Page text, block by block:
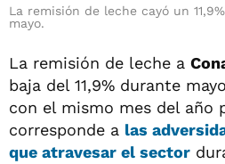
La remisión de leche cayó un
mayo.
La remisión de leche a
baja del 11,9% durante
con el mismo mes del año
corresponde a las
que atravesar el sector